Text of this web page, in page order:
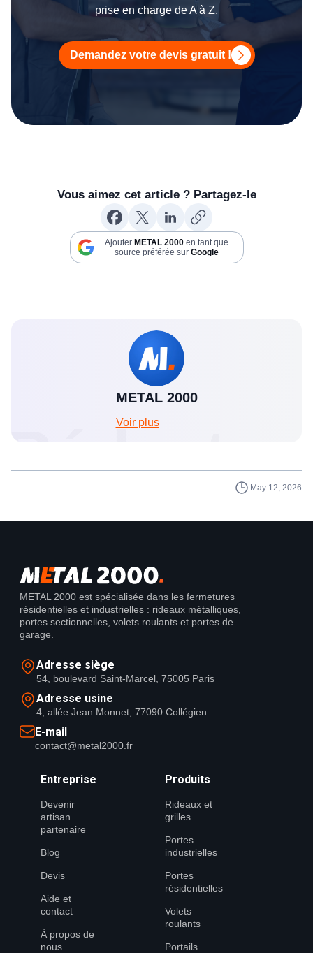
prise en charge de A à Z.
Demandez votre devis gratuit !
Vous aimez cet article ? Partagez-le
Ajouter METAL 2000en tant que
source préférée sur Google
METAL 2000
Voir plus
May 12, 2026
METAL 2000 est spécialisée dans les fermetures
résidentielles et industrielles : rideaux métalliques,
portes sectionnelles, volets roulants et portes de
garage.
Adresse siège
54, boulevard Saint-Marcel, 75005 Paris
Adresse usine
4, allée Jean Monnet, 77090 Collégien
E-mail
contact@metal2000.fr
Entreprise
Devenir
artisan
partenaire
Blog
Devis
Aide et
contact
À propos de
nous
Produits
Rideaux et
grilles
Portes
industrielles
Portes
résidentielles
Volets
roulants
Portails